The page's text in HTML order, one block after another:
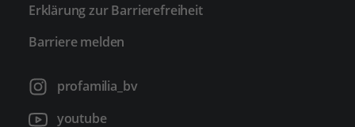
Erklärung zur Barrierefreiheit
Barriere melden
profamilia_bv
youtube